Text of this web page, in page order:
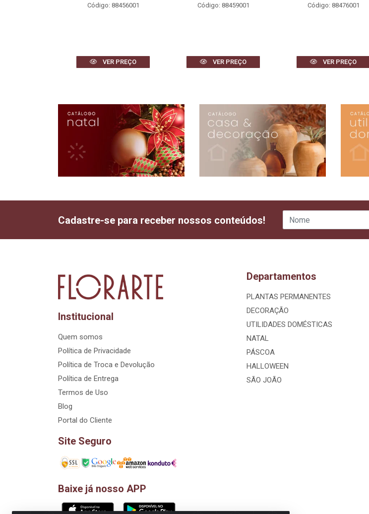
Código: 88459001
VER PREÇO
Código: 88476001
VER PREÇO
Código: 88477001
VER PREÇO
Cadastre-se para receber nossos conteúdos!
Institucional
Quem somos
Política de Privacidade
Política de Troca e Devolução
Política de Entrega
Termos de Uso
Blog
Portal do Cliente
Site Seguro
Baixe já nosso APP
Departamentos
PLANTAS PERMANENTES
DECORAÇÃO
UTILIDADES DOMÉSTICAS
NATAL
PÁSCOA
HALLOWEEN
SÃO JOÃO